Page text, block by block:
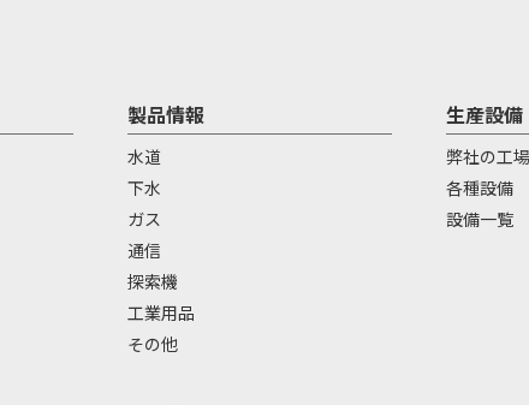
製品情報
水道
下水
ガス
通信
探索機
工業用品
その他
生産設備
弊社の工
各種設備
設備一覧